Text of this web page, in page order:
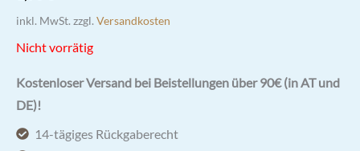
inkl. MwSt. zzgl. Versandkosten
Nicht vorrätig
Kostenloser Versand bei Beistellungen über 90€ (in AT und
DE)!
14-tägiges Rückgaberecht